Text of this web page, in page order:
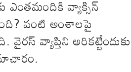
ఎంతమందికి వ్యాక్సిన్‌
వంటి అంశాలపై
వ్యాప్తిని అరికట్టేందుకు